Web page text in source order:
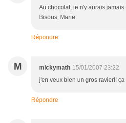
Au chocolat, je n'y aurais
Bisous, Marie
Répondre
M mickymath 15/01/2007 23:22
j'en veux bien un gros ravier!!
Répondre